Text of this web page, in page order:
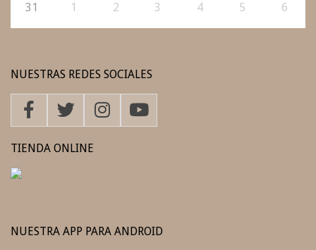
31 1 2 3 4 5 6
NUESTRAS REDES SOCIALES
TIENDA ONLINE
NUESTRA APP PARA ANDROID